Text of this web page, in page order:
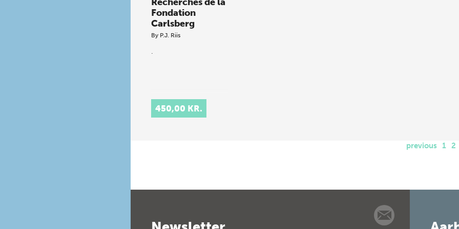
Fondation
Carlsberg
By P.J. Riis
.
450,00 KR.
previous 1 2